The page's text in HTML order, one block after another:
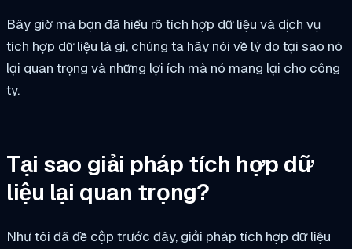
Bây giờ mà bạn đã hiểu rõ tích hợp dữ liệu và dịch vụ
tích hợp dữ liệu là gì, chúng ta hãy nói về lý do tại sao nó
lại quan trọng và những lợi ích mà nó mang lại cho công
ty.
Tại sao giải pháp tích hợp dữ
liệu lại quan trọng?
Như tôi đã đề cập trước đây, giải pháp tích hợp dữ liệu